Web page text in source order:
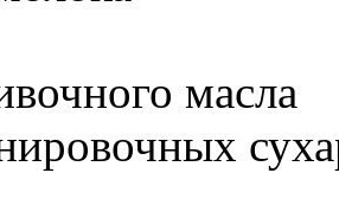
масла